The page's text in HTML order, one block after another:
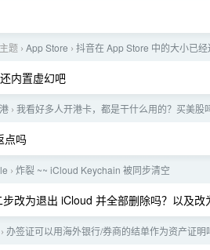
题 › App Store › 抖音在 App Store 中的大小已
内置虚幻吧
› 我看好多人开港卡，都是干什么用的？买美股
点吗
› 炸裂 ~~ iCloud Keychain 被同步清空
改为退出 iCloud 并全部删除吗？以及改
› 办签证可以用海外银行/券商的结单作为资产证明